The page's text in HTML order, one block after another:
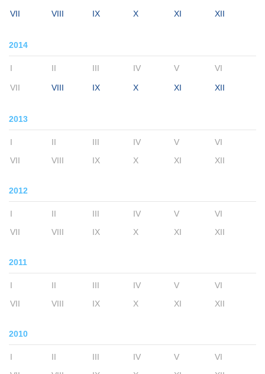
VII VIII IX X XI XII
2014
I II III IV V VI
VII VIII IX X XI XII
2013
I II III IV V
VI
VII
VIII IX X XI XII
2012
I II III IV V
VI
VII
VIII IX X XI XII
2011
I II III IV V
VI
VII
VIII IX X XI XII
2010
I II III IV V
VI